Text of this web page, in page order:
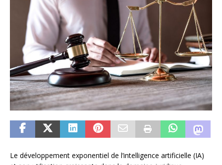
Le développement exponentiel de l’intelligence artificielle (IA)